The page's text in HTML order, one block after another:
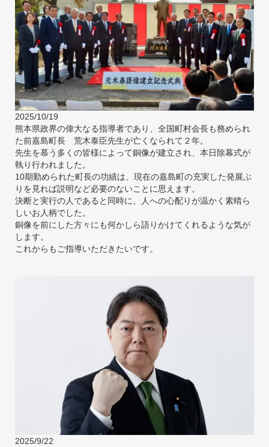
2025/10/19
熊本県政界の偉大なる指導者であり、全国町村会長も務められ
た前嘉島町長 荒木泰臣先生が亡くなられて２年。
先生を慕う多くの皆様によって銅像が建立され、本日除幕式が
執り行われました。
10期勤められた町長の功績は、現在の嘉島町の充実した発展ぶ
りを見れば説明など必要のないことに思えます。
決断と実行の人であると同時に、人への心配りが温かく素晴ら
しいお人柄でした。
銅像を前にした方々にも何かしら語りかけてくれるような気が
します。
これからもご指導いただきたいです。
2025/9/22